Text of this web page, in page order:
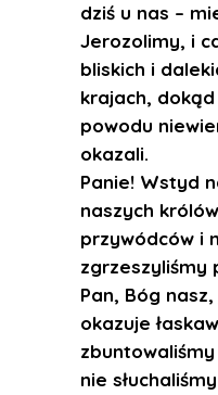
dziś u nas –
Jerozolimy, i
bliskich i
krajach, dokąd
powodu
okazali.
Panie! Wstyd
naszych
przywódców i
zgrzeszyliśmy
Pan, Bóg
okazuje
nie